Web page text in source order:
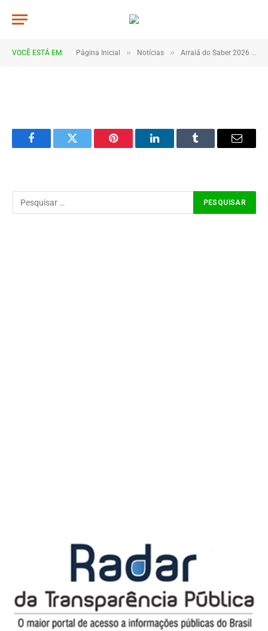
VOCÊ ESTÁ EM: Página Inicial » Notícias » Arraiá do Saber 2026 tem início no Macropolo Pau de Estopa com celebração da cultura e da educação
DSC_5813
FacebookTwitter Pinterest LinkedInTumblr Email